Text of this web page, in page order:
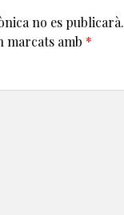
no es publicarà.
marcats amb *